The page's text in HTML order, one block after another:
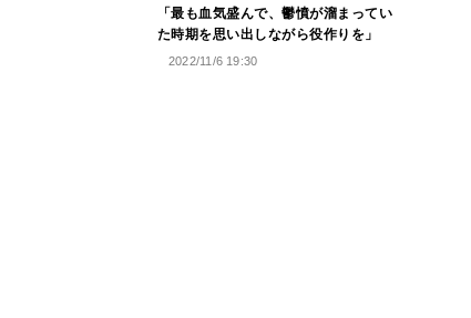
「最も血気盛んで、鬱憤が溜まってい
た時期を思い出しながら役作りを」
2022/11/6 19:30